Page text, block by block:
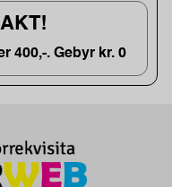
400,-. Gebyr kr. 0